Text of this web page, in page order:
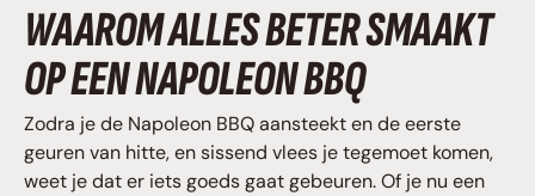
WAAROM ALLES BETER SMAAKT
OP EEN NAPOLEON BBQ
Zodra je de Napoleon BBQ aansteekt en de eerste
geuren van hitte, en sissend vlees je tegemoet komen,
weet je dat er iets goeds gaat gebeuren. Of je nu een